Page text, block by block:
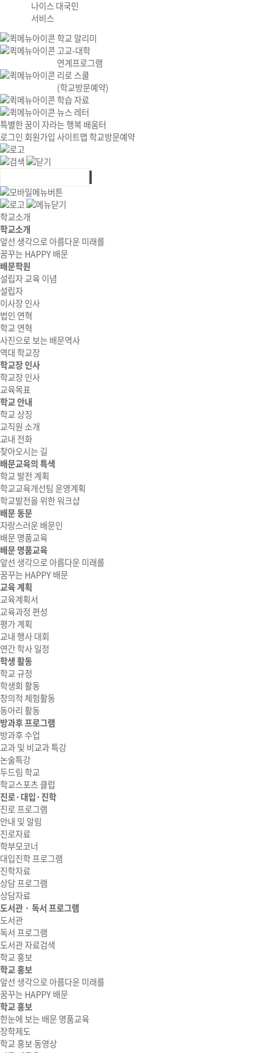
나이스 대국민
서비스
학교 알리미
고교-대학
연계프로그램
리로 스쿨
(학교방문예약)
학습 자료
뉴스 레터
특별한 꿈이 자라는 행복 배움터
로그인 회원가입사이트맵학교방문예약
학교소개
학교소개
앞선 생각으로 아름다운 미래를
꿈꾸는 HAPPY 배문
배문학원
설립자 교육 이념
설립자
이사장 인사
법인 연혁
학교 연혁
사진으로 보는 배문역사
역대 학교장
학교장 인사
학교장 인사
교육목표
학교 안내
학교 상징
교직원 소개
교내 전화
찾아오시는 길
배문교육의 특색
학교 발전 계획
학교교육개선팀 운영계획
학교발전을 위한 워크샵
배문 동문
자랑스러운 배문인
배문 명품교육
배문 명품교육
앞선 생각으로 아름다운 미래를
꿈꾸는 HAPPY 배문
교육 계획
교육계획서
교육과정 편성
평가 계획
교내 행사 대회
연간 학사 일정
학생 활동
학교 규정
학생회 활동
창의적 체험활동
동아리 활동
방과후 프로그램
방과후 수업
교과 및 비교과 특강
논술특강
두드림 학교
학교스포츠 클럽
진로·대입·진학
진로 프로그램
안내 및 알림
진로자료
학부모코너
대입진학 프로그램
진학자료
상담 프로그램
상담자료
도서관 · 독서 프로그램
도서관
독서 프로그램
도서관 자료검색
학교 홍보
학교 홍보
앞선 생각으로 아름다운 미래를
꿈꾸는 HAPPY 배문
학교 홍보
한눈에 보는 배문 명품교육
장학제도
학교 홍보 동영상